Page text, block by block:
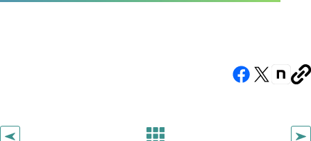
Facebook（新
X（新 note（新
ー